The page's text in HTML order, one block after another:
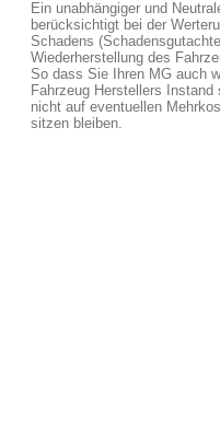
Ein unabhängiger und
berücksichtigt bei der
Schadens
Wiederherstellung des
So dass Sie Ihren MG auch
Fahrzeug Herstellers
nicht auf eventuellen
sitzen bleiben.